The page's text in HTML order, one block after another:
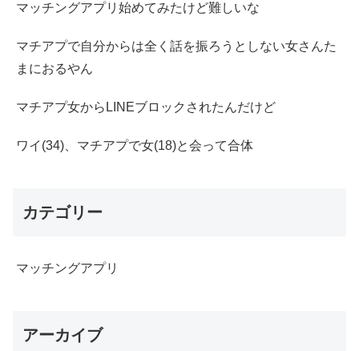
マッチングアプリ始めてみたけど難しいな
マチアプで自分からは全く話を振ろうとしない女さんた
まにおるやん
マチアプ女からLINEブロックされたんだけど
ワイ(34)、マチアプで女(18)と会って合体
カテゴリー
マッチングアプリ
アーカイブ